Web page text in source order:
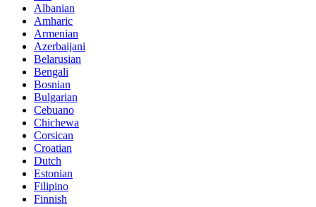
Albanian
Amharic
Armenian
Azerbaijani
Belarusian
Bengali
Bosnian
Bulgarian
Cebuano
Chichewa
Corsican
Croatian
Dutch
Estonian
Filipino
Finnish